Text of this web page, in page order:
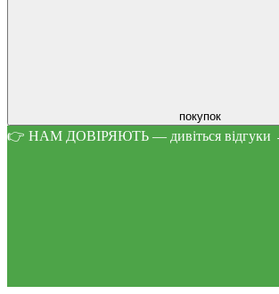
покупок
👉 НАМ ДОВІРЯЮТЬ — дивіться відгуки